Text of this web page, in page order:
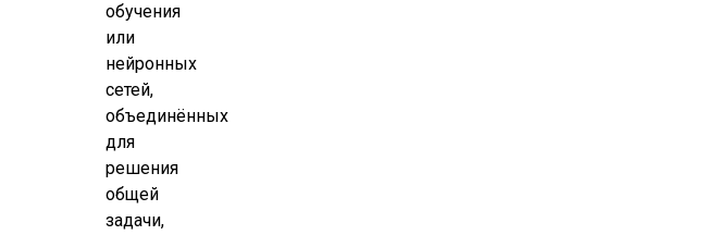
обучения
или
нейронных
сетей,
объединённых
для
решения
общей
задачи,